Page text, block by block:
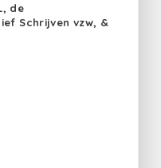
de
Schrijven vzw, &